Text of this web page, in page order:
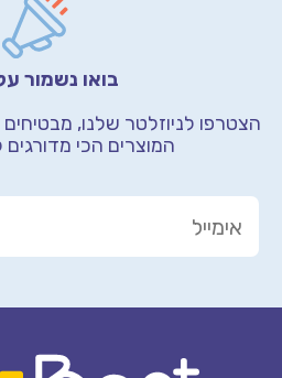
בואו נשמור
הצטרפו לניוזלטר שלנו, מבטיחים
המוצרים הכי